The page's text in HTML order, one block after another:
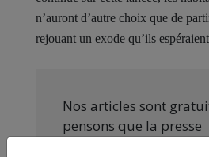
n’auront d’autre choix que de
rejouant un exode qu’ils
Nos articles sont
pensons que la presse